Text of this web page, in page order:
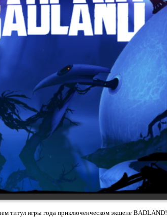
титул игры года приключенческом экшене BADLAND!